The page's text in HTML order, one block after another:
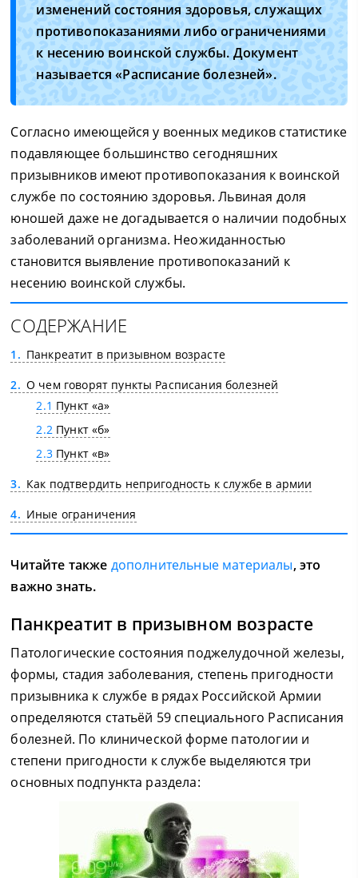
изменений состояния здоровья, служащих
противопоказаниями либо ограничениями
к несению воинской службы. Документ
называется «Расписание болезней».
Согласно имеющейся у военных медиков статистике
подавляющее большинство сегодняшних
призывников имеют противопоказания к воинской
службе по состоянию здоровья. Львиная доля
юношей даже не догадывается о наличии подобных
заболеваний организма. Неожиданностью
становится выявление противопоказаний к
несению воинской службы.
СОДЕРЖАНИЕ
1
Панкреатит в призывном возрасте
2
О чем говорят пункты Расписания болезней
2.1 Пункт «а»
2.2Пункт «б»
2.3Пункт «в»
3
Как подтвердить непригодность к службе в армии
4
Иные ограничения
Читайте также дополнительные материалы, это
важно знать.
Панкреатит в призывном возрасте
Патологические состояния поджелудочной железы,
формы, стадия заболевания, степень пригодности
призывника к службе в рядах Российской Армии
определяются статьёй 59 специального Расписания
болезней. По клинической форме патологии и
степени пригодности к службе выделяются три
основных подпункта раздела: